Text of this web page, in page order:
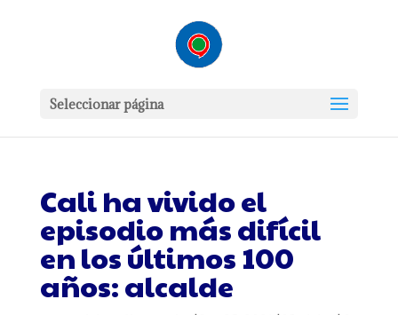
Seleccionar página
Cali ha vivido el
episodio más difícil
en los últimos 100
años: alcalde